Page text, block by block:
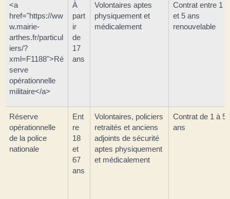
<a
href="https://ww
w.mairie-
arthes.fr/particul
iers/?
xml=F1188">Ré
serve
opérationnelle
militaire</a>
À
part
ir
de
17
ans
Volontaires aptes
physiquement et
médicalement
Contrat entre 1
et 5 ans
renouvelable
Réserve
opérationnelle
de la police
nationale
Ent
re
18
et
67
ans
Volontaires, policiers
retraités et anciens
adjoints de sécurité
aptes physiquement
et médicalement
Contrat de 1 à 5
ans